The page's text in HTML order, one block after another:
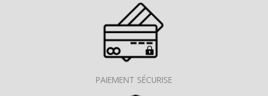
PAIEMENT SÉCURISE